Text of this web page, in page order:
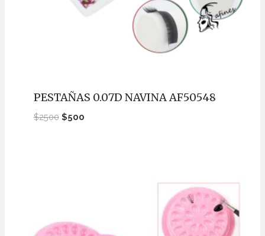
PESTAÑAS 0.07D NAVINA AF50548
$2500 El
$500El